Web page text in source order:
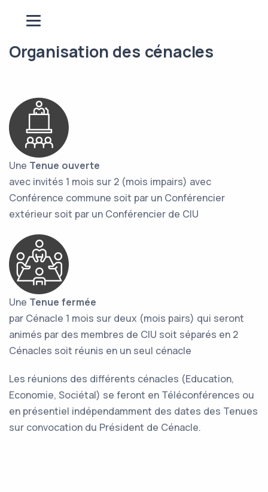
Organisation des cénacles
Une Tenue ouverte
avec invités 1 mois sur 2 (mois impairs) avec
Conférence commune soit par un Conférencier
extérieur soit par un Conférencier de CIU
Une Tenue fermée
par Cénacle 1 mois sur deux (mois pairs) qui seront
animés par des membres de CIU soit séparés en 2
Cénacles soit réunis en un seul cénacle
Les réunions des différents cénacles (Education,
Economie, Sociétal) se feront en Téléconférences ou
en présentiel indépendamment des dates des Tenues
sur convocation du Président de Cénacle.